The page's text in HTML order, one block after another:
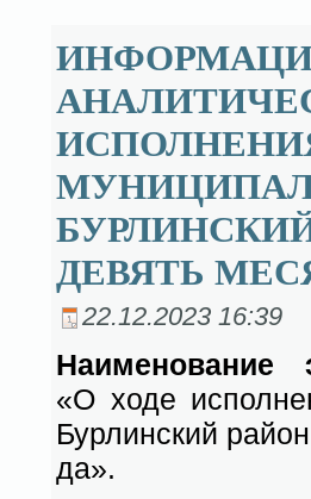
ДЕВЯТЬ
22.12.2023 16:39
На­име­но­ва­ние
«О хо­де
Бур­лин­ский
да».